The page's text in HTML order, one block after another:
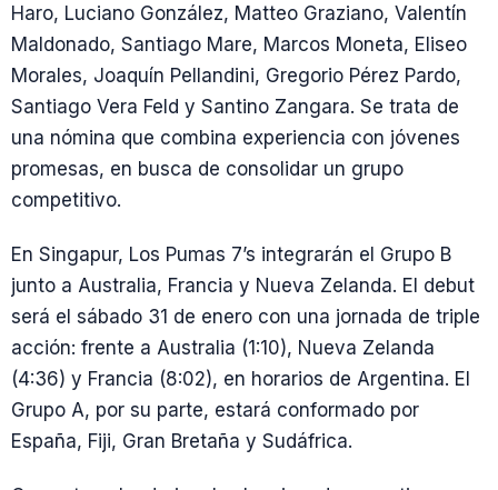
Haro, Luciano González, Matteo Graziano, Valentín
Maldonado, Santiago Mare, Marcos Moneta, Eliseo
Morales, Joaquín Pellandini, Gregorio Pérez Pardo,
Santiago Vera Feld y Santino Zangara. Se trata de
una nómina que combina experiencia con jóvenes
promesas, en busca de consolidar un grupo
competitivo.
En Singapur, Los Pumas 7’s integrarán el Grupo B
junto a Australia, Francia y Nueva Zelanda. El debut
será el sábado 31 de enero con una jornada de triple
acción: frente a Australia (1:10), Nueva Zelanda
(4:36) y Francia (8:02), en horarios de Argentina. El
Grupo A, por su parte, estará conformado por
España, Fiji, Gran Bretaña y Sudáfrica.